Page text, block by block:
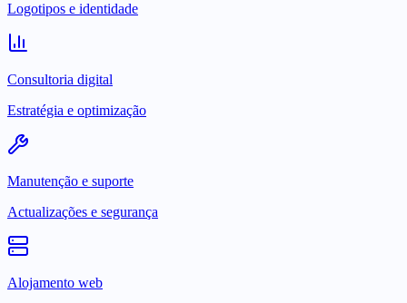
Logotipos e identidade
Consultoria digital
Estratégia e optimização
Manutenção e suporte
Actualizações e segurança
Alojamento web